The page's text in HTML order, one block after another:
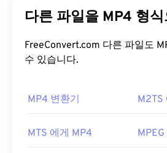
MP3 파일을 어떻게
MP3 파일은 널리 보급되어 대부
생 프로그램에서 지원합니다. 파
미리 볼수도 있습니다.
디어 플레이어입니다. MP3 확장
다. 다양한 기기 및 운영 체제와
파일을 제공합니다. 또한
트리밍에도 널리 사용되는 비디
다른 파일을
FreeConvert.com 다른 파일도 MP4 형식으로 변환할
수 있습니다.
MP4 변환기 M2TS
MTS 에게 MP4